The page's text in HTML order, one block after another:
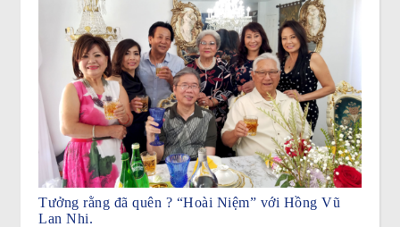
Tưởng rằng đã quên ? “Hoài Niệm” với Hồng Vũ
Lan Nhi.